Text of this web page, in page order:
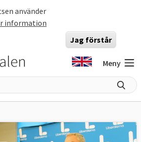
använder
information
Jag förstår
Meny